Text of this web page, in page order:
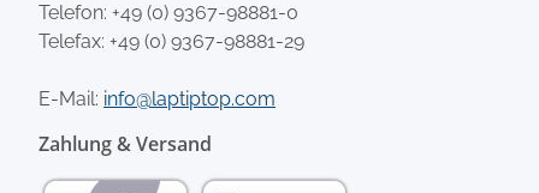
Telefon: +49 (0) 9367-98881-0
Telefax: +49 (0) 9367-98881-29
E-Mail: info@laptiptop.com
Zahlung & Versand